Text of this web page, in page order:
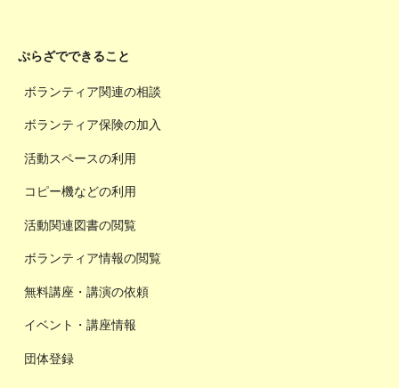
ぷらざでできること
ボランティア関連の相談
ボランティア保険の加入
活動スペースの利用
コピー機などの利用
活動関連図書の閲覧
ボランティア情報の閲覧
無料講座・講演の依頼
イベント・講座情報
団体登録